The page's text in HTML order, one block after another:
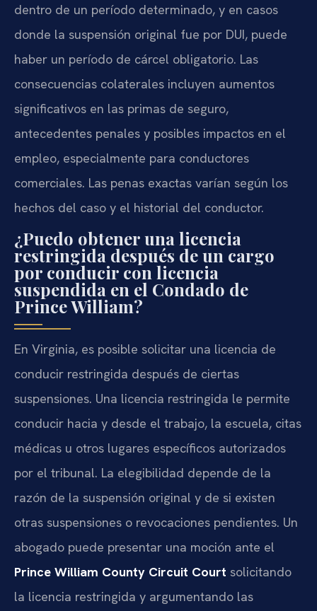
dentro de un período determinado, y en casos
donde la suspensión original fue por DUI, puede
haber un período de cárcel obligatorio. Las
consecuencias colaterales incluyen aumentos
significativos en las primas de seguro,
antecedentes penales y posibles impactos en el
empleo, especialmente para conductores
comerciales. Las penas exactas varían según los
hechos del caso y el historial del conductor.
¿Puedo obtener una licencia
restringida después de un cargo
por conducir con licencia
suspendida en el Condado de
Prince William?
En Virginia, es posible solicitar una licencia de
conducir restringida después de ciertas
suspensiones. Una licencia restringida le permite
conducir hacia y desde el trabajo, la escuela, citas
médicas u otros lugares específicos autorizados
por el tribunal. La elegibilidad depende de la
razón de la suspensión original y de si existen
otras suspensiones o revocaciones pendientes. Un
abogado puede presentar una moción ante el
Prince William County Circuit Court solicitando
la licencia restringida y argumentando las